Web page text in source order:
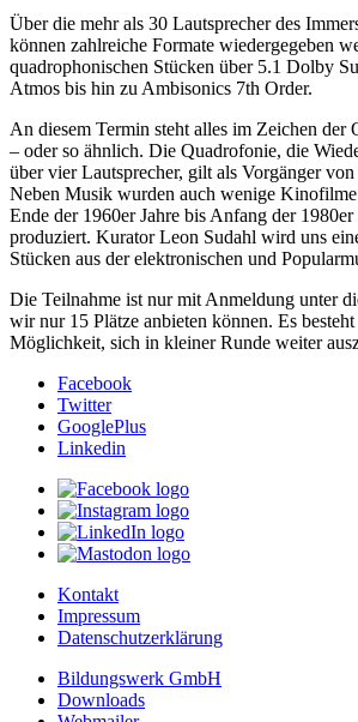
Über die mehr als 30 Lautsprecher des
können zahlreiche Formate wiedergegeben
quadrophonischen Stücken über 5.1 Dolby
Atmos bis hin zu Ambisonics 7th Order.
An diesem Termin steht alles im Zeichen der
– oder so ähnlich. Die Quadrofonie, die
über vier Lautsprecher, gilt als Vorgänger
Neben Musik wurden auch wenige
Ende der 1960er Jahre bis Anfang der
produziert. Kurator Leon Sudahl wird uns
Stücken aus der elektronischen und
Die Teilnahme ist nur mit Anmeldung unter
wir nur 15 Plätze anbieten können. Es
Möglichkeit, sich in kleiner Runde weiter
Facebook
Twitter
GooglePlus
Linkedin
Kontakt
Impressum
Datenschutzerklärung
Bildungswerk GmbH
Downloads